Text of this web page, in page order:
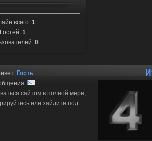
всего: 1
Гостей: 1
0
Гость
сайтом в полной мере,
или зайдите под